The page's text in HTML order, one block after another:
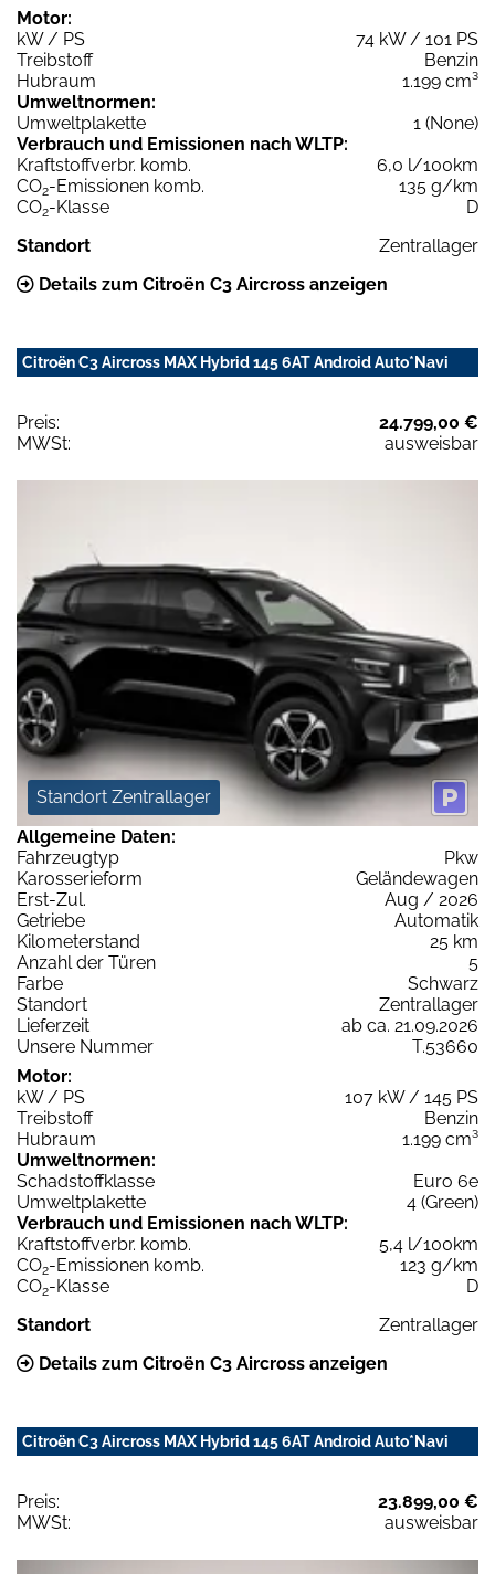
Motor:
kW / PS
74 kW / 101 PS
Treibstoff
Benzin
Hubraum
1.199 cm³
Umweltnormen:
Umweltplakette
1 (None)
Verbrauch und Emissionen nach WLTP:
Kraftstoffverbr. komb.
6,0 l/100km
CO2-Emissionen komb.
135 g/km
CO2-Klasse
D
Standort
Zentrallager
Details zum Citroën C3 Aircross anzeigen
Citroën C3 Aircross MAX Hybrid 145 6AT Android Auto*Navi
Preis:
24.799,00 €
MWSt:
ausweisbar
Standort Zentrallager
Allgemeine Daten:
Fahrzeugtyp
Pkw
Karosserieform
Geländewagen
Erst-Zul.
Aug / 2026
Getriebe
Automatik
Kilometerstand
25 km
Anzahl der Türen
5
Farbe
Schwarz
Standort
Zentrallager
Lieferzeit
ab ca. 21.09.2026
Unsere Nummer
T.53660
Motor:
kW / PS
107 kW / 145 PS
Treibstoff
Benzin
Hubraum
1.199 cm³
Umweltnormen:
Schadstoffklasse
Euro 6e
Umweltplakette
4 (Green)
Verbrauch und Emissionen nach WLTP:
Kraftstoffverbr. komb.
5,4 l/100km
CO2-Emissionen komb.
123 g/km
CO2-Klasse
D
Standort
Zentrallager
Details zum Citroën C3 Aircross anzeigen
Citroën C3 Aircross MAX Hybrid 145 6AT Android Auto*Navi
Preis:
23.899,00 €
MWSt:
ausweisbar